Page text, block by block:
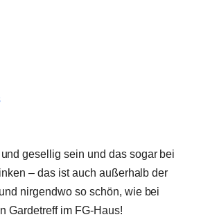
gesellig sein und das sogar bei
– das ist auch außerhalb der
nirgendwo so schön, wie bei
Gardetreff im FG-Haus!